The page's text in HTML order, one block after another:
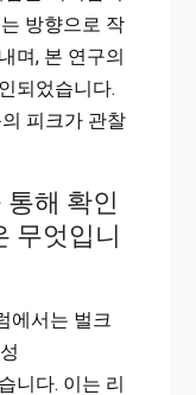
방향으로 작
며, 본 연구의
되었습니다.
피크가 관찰
해 확인
무엇입니
에서는 벌크
니다. 이는 리